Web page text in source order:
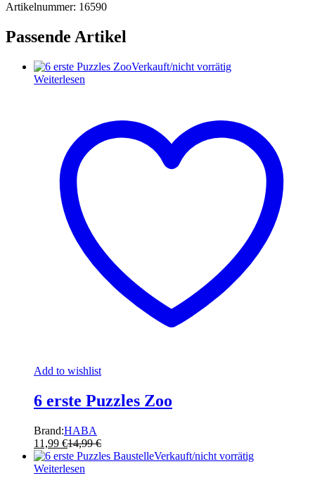
Artikelnummer: 16590
Passende Artikel
Verkauft/nicht vorrätig
Weiterlesen
Add to wishlist
6 erste Puzzles Zoo
Brand:HABA
11,99 €14,99€
Verkauft/nicht vorrätig
Weiterlesen